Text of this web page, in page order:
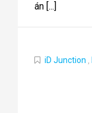
án [...]
iD Junction ,